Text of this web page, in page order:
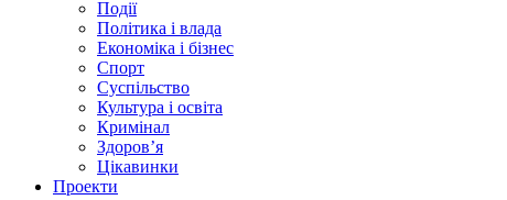
Події
Політика і влада
Економіка і бізнес
Спорт
Суспільство
Культура і освіта
Кримінал
Здоров’я
Цікавинки
Проекти